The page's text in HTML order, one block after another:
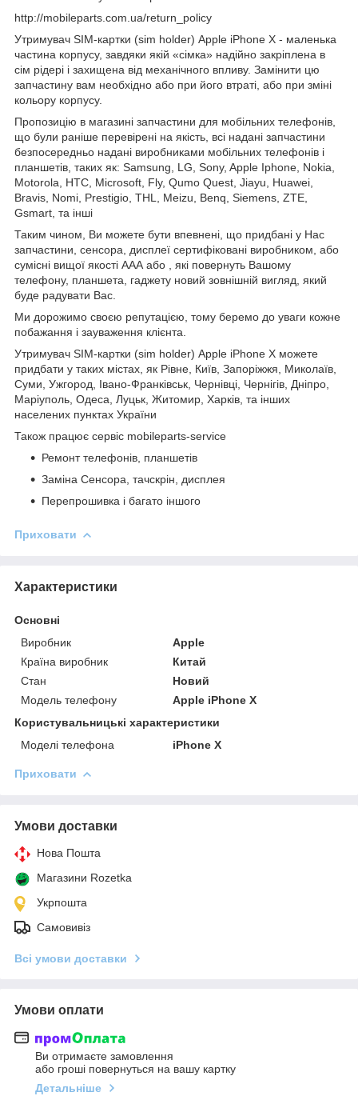
http://mobileparts.com.ua/return_policy
Утримувач SIM-картки (sim holder) Apple iPhone X - маленька
частина корпусу, завдяки якій «сімка» надійно закріплена в
сім рідері і захищена від механічного впливу. Замінити цю
запчастину вам необхідно або при його втраті, або при зміні
кольору корпусу.
Пропозицію в магазині запчастини для мобільних телефонів,
що були раніше перевірені на якість, всі надані запчастини
безпосередньо надані виробниками мобільних телефонів і
планшетів, таких як: Samsung, LG, Sony, Apple Iphone, Nokia,
Motorola, HTC, Microsoft, Fly, Qumo Quest, Jiayu, Huawei,
Bravis, Nomi, Prestigio, THL, Meizu, Benq, Siemens, ZTE,
Gsmart, та інші
Таким чином, Ви можете бути впевнені, що придбані у Нас
запчастини, сенсора, дисплеї сертифіковані виробником, або
сумісні вищої якості ААА або , які повернуть Вашому
телефону, планшета, гаджету новий зовнішній вигляд, який
буде радувати Вас.
Ми дорожимо своєю репутацією, тому беремо до уваги кожне
побажання і зауваження клієнта.
Утримувач SIM-картки (sim holder) Apple iPhone X можете
придбати у таких містах, як Рівне, Київ, Запоріжжя, Миколаїв,
Суми, Ужгород, Івано-Франківськ, Чернівці, Чернігів, Дніпро,
Маріуполь, Одеса, Луцьк, Житомир, Харків, та інших
населених пунктах України
Також працює сервіс mobileparts-service
Ремонт телефонів, планшетів
Заміна Сенсора, тачскрін, дисплея
Перепрошивка і багато іншого
Приховати
Характеристики
Основні
Виробник
Apple
Країна виробник
Китай
Стан
Новий
Модель телефону
Apple iPhone X
Користувальницькі характеристики
Моделі телефона
iPhone X
Приховати
Умови доставки
Нова Пошта
Магазини Rozetka
Укрпошта
Самовивіз
Всі умови доставки
Умови оплати
Ви отримаєте замовлення
або гроші повернуться на вашу картку
Детальніше